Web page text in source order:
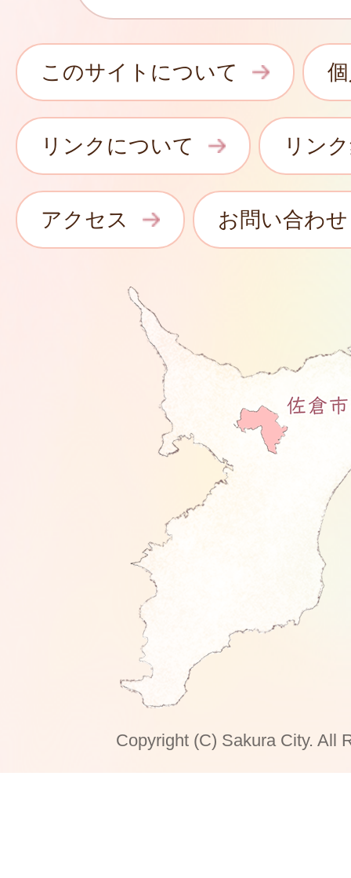
このサイトについて
リンクについて リン
アクセス お問い合わせ
Copyright (C) Sakura City. All